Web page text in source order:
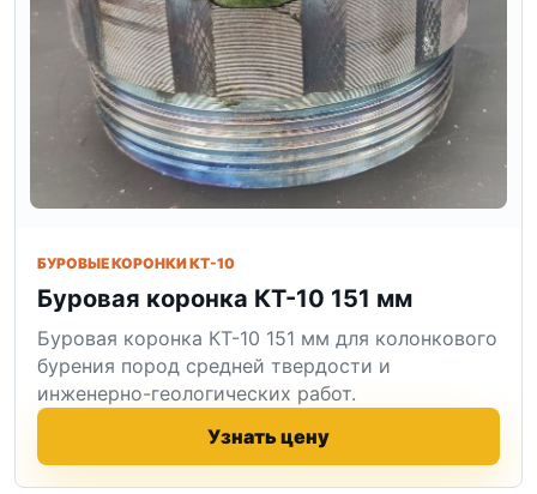
БУРОВЫЕ КОРОНКИ КТ-10
Буровая коронка КТ-10 151 мм
Буровая коронка КТ-10 151 мм для колонкового
бурения пород средней твердости и
инженерно-геологических работ.
Узнать цену